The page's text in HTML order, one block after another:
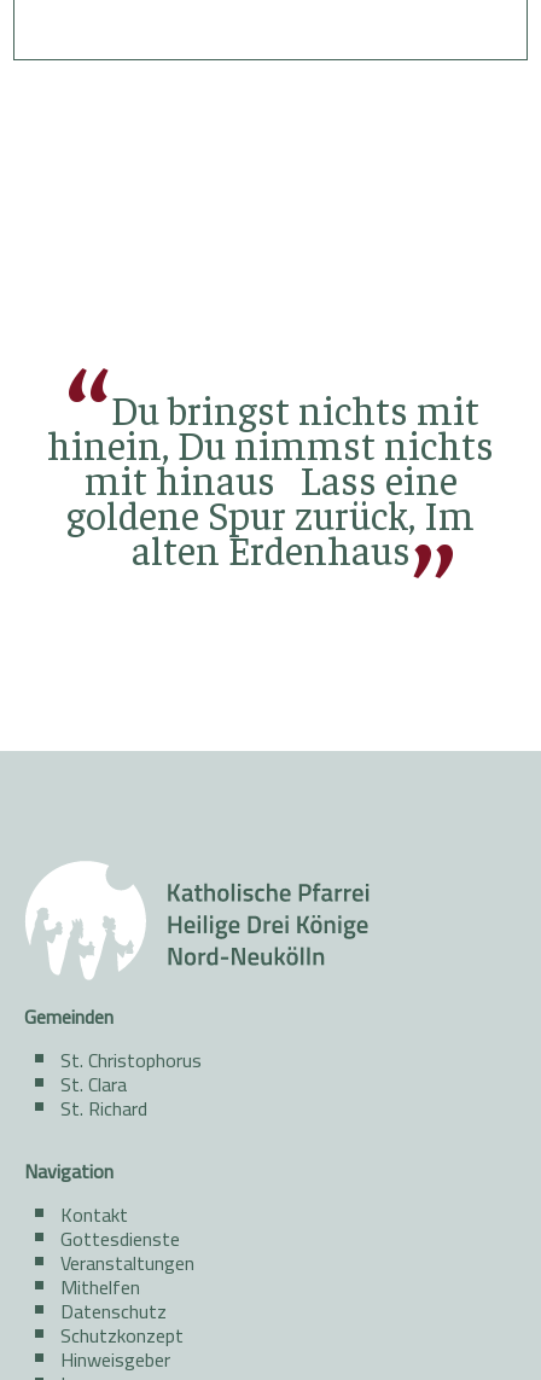
Du bringst nichts mit
hinein, Du nimmst nichts
mit hinaus Lass eine
goldene Spur zurück, Im
alten Erdenhaus
Gemeinden
St. Christophorus
St. Clara
St. Richard
Navigation
Kontakt
Gottesdienste
Veranstaltungen
Mithelfen
Datenschutz
Schutzkonzept
Hinweisgeber